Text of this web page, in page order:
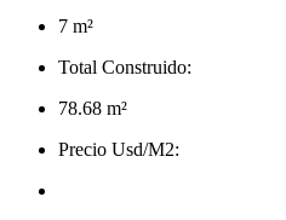
7 m²
Total Construido:
78.68 m²
Precio Usd/M2: